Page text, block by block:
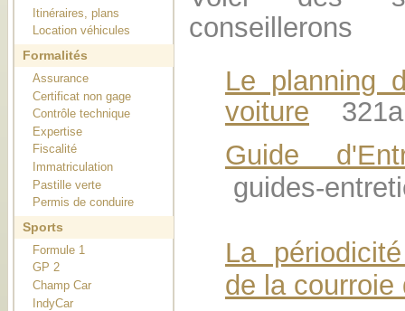
Itinéraires, plans
Location véhicules
Formalités
Assurance
Certificat non gage
Contrôle technique
Expertise
Fiscalité
Immatriculation
Pastille verte
Permis de conduire
Sports
Formule 1
GP 2
Champ Car
IndyCar
conseillerons
Le planning
voiture
Guide
guides-
La
de la courroie